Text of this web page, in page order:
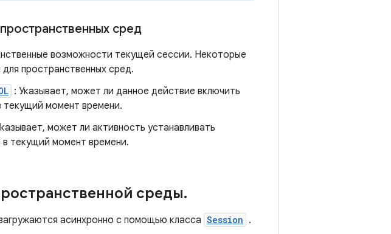
сред
возможности текущей сессии. Некоторые
пространственных сред.
: Указывает, может ли данное действие включить
текущий момент времени.
может ли активность устанавливать
текущий момент времени.
среды.
асинхронно с помощью класса Session .